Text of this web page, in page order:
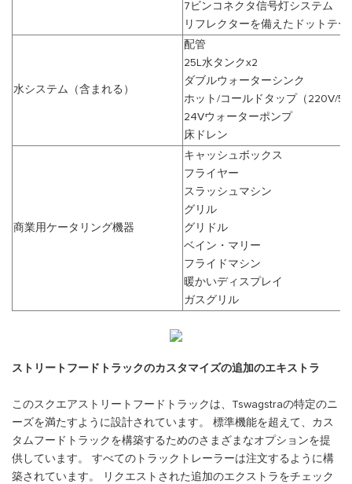
7ビンコネクタ信号灯システム
リフレクターを備えたドットテー
水システム（含まれる）
配管
25L水タンクx2
ダブルウォーターシンク
ホット/コールドタップ（220V/
24Vウォーターポンプ
床ドレン
商業用ケータリング機器
キャッシュボックス
フライヤー
スラッシュマシン
グリル
グリドル
ベイン・マリー
フライドマシン
暖かいディスプレイ
ガスグリル
ストリートフードトラックのカスタマイズの追加のエキストラ
このスクエアストリートフードトラックは、Tswagstraの特定のニ
ーズを満たすように設計されています。 標準機能を超えて、カス
タムフードトラックを構築するためのさまざまなオプションを提
供しています。 すべてのトラックトレーラーは注文するように構
築されています。 リクエストされた追加のエクストラをチェック